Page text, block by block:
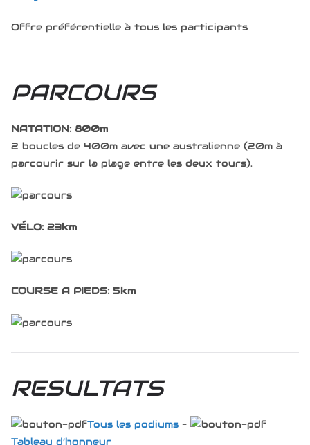
Offre préférentielle à tous les participants
PARCOURS
NATATION: 800m
2 boucles de 400m avec une australienne (20m à
parcourir sur la plage entre les deux tours).
VÉLO: 23km
COURSE A PIEDS: 5km
RESULTATS
Tous les podiums –
Tableau d’honneur